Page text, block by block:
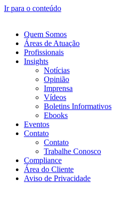
Ir para o conteúdo
Quem Somos
Áreas de Atuação
Profissionais
Insights
Notícias
Opinião
Imprensa
Vídeos
Boletins Informativos
Ebooks
Eventos
Contato
Contato
Trabalhe Conosco
Compliance
Área do Cliente
Aviso de Privacidade